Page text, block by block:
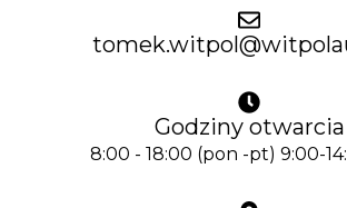
Godziny otwarcia
8:00 - 18:00 (pon -pt) 9:00-